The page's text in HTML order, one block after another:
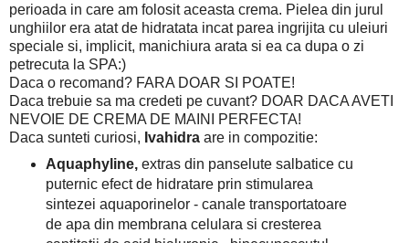
perioada in care am folosit aceasta crema. Pielea din jurul
unghiilor era atat de hidratata incat parea ingrijita cu uleiuri
speciale si, implicit, manichiura arata si ea ca dupa o zi
petrecuta la SPA:)
Daca o recomand? FARA DOAR SI POATE!
Daca trebuie sa ma credeti pe cuvant? DOAR DACA AVETI
NEVOIE DE CREMA DE MAINI PERFECTA!
Daca sunteti curiosi, Ivahidra are in compozitie:
Aquaphyline, extras din panselute salbatice cu
puternic efect de hidratare prin stimularea
sintezei aquaporinelor - canale transportatoare
de apa din membrana celulara si cresterea